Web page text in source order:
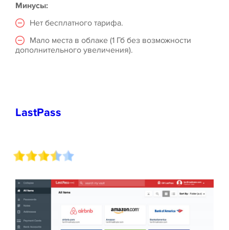
Минусы:
Нет бесплатного тарифа.
Мало места в облаке (1 Гб без возможности
дополнительного увеличения).
LastPass